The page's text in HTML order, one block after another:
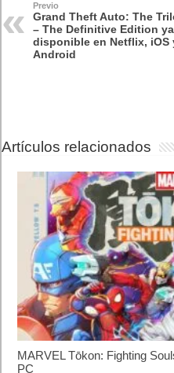
Previo
Grand Theft Auto: The
– The Definitive Edition ya
disponible en Netflix, iOS
Android
Artículos relacionados
MARVEL Tōkon: Fighting
PC